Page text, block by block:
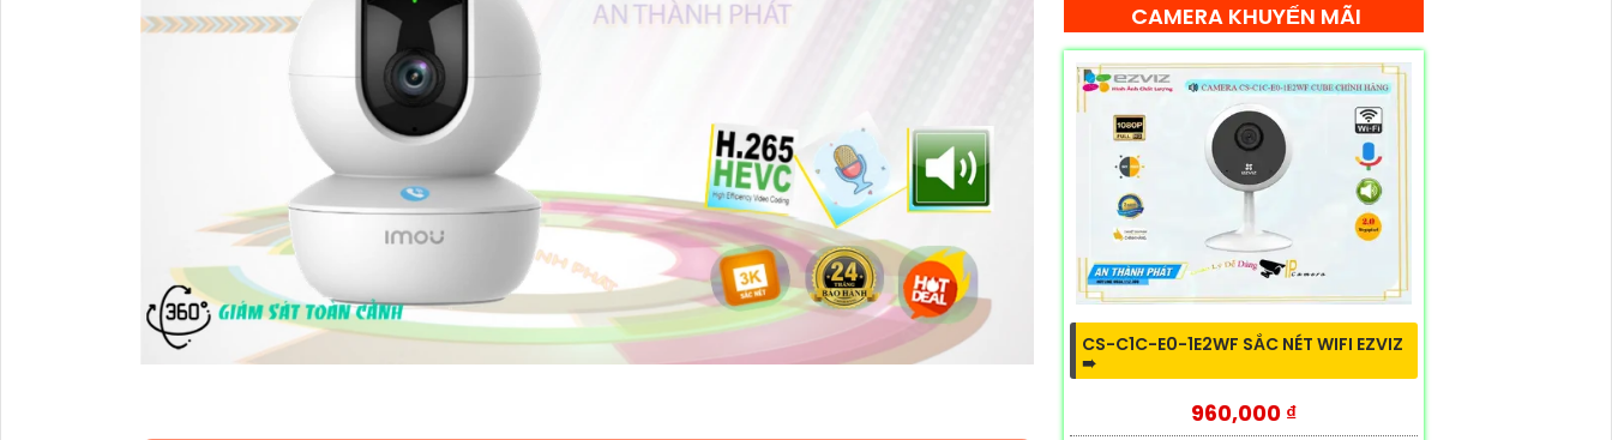
CAMERA KHUYẾN MÃI
CS-C1C-E0-1E2WF SẮC NÉT WIFI EZVIZ
➠
960,000 ₫